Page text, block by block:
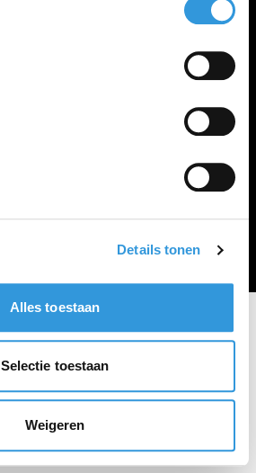
Details tonen
Alles toestaan
Selectie toestaan
Weigeren